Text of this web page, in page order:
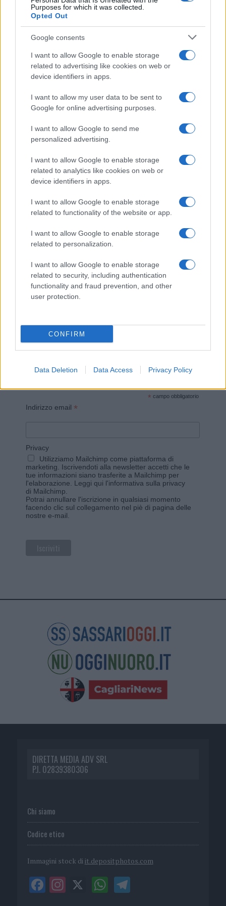
Purposes for which it was collected.
Opted Out
Google consents
I want to allow Google to enable storage
related to advertising like cookies on web or
device identifiers in apps.
I want to allow my user data to be sent to
Google for online advertising purposes.
I want to allow Google to send me
personalized advertising.
I want to allow Google to enable storage
related to analytics like cookies on web or
device identifiers in apps.
I want to allow Google to enable storage
related to functionality of the website or app.
I want to allow Google to enable storage
related to personalization.
I want to allow Google to enable storage
related to security, including authentication
functionality and fraud prevention, and other
user protection.
CONFIRM
Data Deletion Data Access Privacy Policy
Martina Agostina Diturco
I nostri cari
I nostri cari
Invia un Comunicato Stampa|Pubblicità|
Vuoi rimanere sempre aggiornato?
Iscriviti alla newsletter di Gallura Oggi e ricevi le nostre
sul sito web!
* campo obbligatorio
Indirizzo email *
Privacy
Utilizziamo Mailchimp come piattaforma di
marketing. Iscrivendoti alla newsletter accetti che le
tue informazioni siano trasferite a Mailchimp per
l'elaborazione. Leggi qui l'informativa sulla privacy
di Mailchimp
Potrai annullare l'iscrizione in qualsiasi momento
facendo clic sul collegamento nel piè di pagina delle
nostre e-mail.
DIRETTA MEDIA ADV SRL
P.I. 02839380306
Chi siamo
Codice etico
Immagini stock di it.depositphotos.com